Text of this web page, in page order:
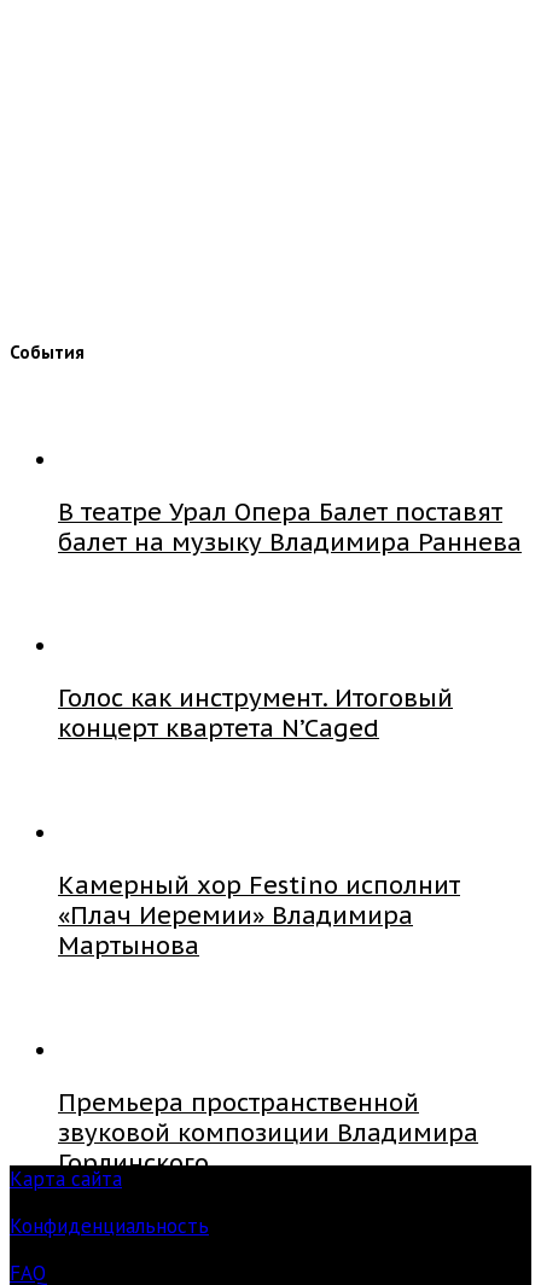
События
В театре Урал Опера Балет поставят
балет на музыку Владимира Раннева
Голос как инструмент. Итоговый
концерт квартета N’Caged
Камерный хор Festino исполнит
«Плач Иеремии» Владимира
Мартынова
Премьера пространственной
звуковой композиции Владимира
Горлинского
Карта сайта
Конфиденциальность
FAQ